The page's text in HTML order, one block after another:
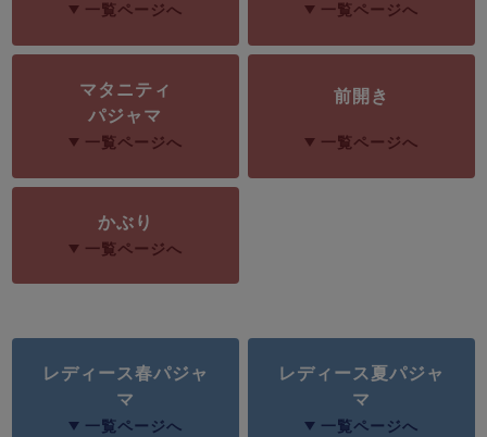
すべての季節のパジャマ一覧はこちら
ボーイズ半袖
ボーイズ前開
ボーイズかぶ
ガールズ上着
ガールズズボ
売れ筋ランキング
新着商品
一覧ページへ 一覧ページへ
マタニティ
パジャマ
一覧ページへ
前開き
一覧ページへ
かぶり
一覧ページへ
レディース春パジャ
マ
一覧ページへ
レディース夏パジャ
マ
一覧ページへ